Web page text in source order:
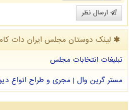
ارسال نظر
لینک دوستان مجلس ایران دات
تبلیغات انتخابات مجلس
مستر گرین وال | مجری و طراح انواع